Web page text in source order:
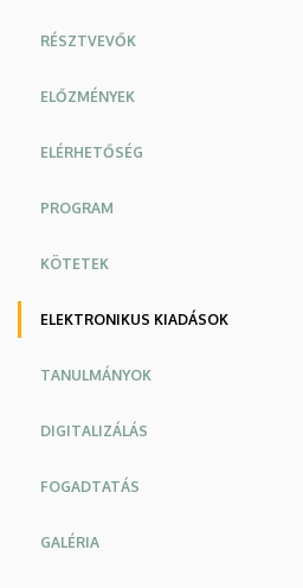
Kultúratudományi
Intézet
RÉSZTVEVŐK
ELŐZMÉNYEK
ELÉRHETŐSÉG
PROGRAM
KÖTETEK
ELEKTRONIKUS KIADÁSOK
TANULMÁNYOK
DIGITALIZÁLÁS
FOGADTATÁS
GALÉRIA